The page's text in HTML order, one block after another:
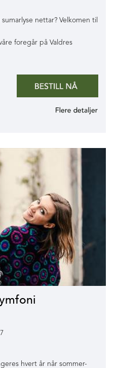
nettar? Velkomen til
foregår på Valdres
hvert år når sommer-